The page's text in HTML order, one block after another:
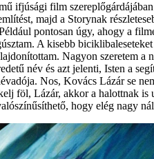
ifjúsági film
majd a Storynak
pontosan úgy, ahogy a
A kisebb
Nagyon szeretem
név és azt jelenti, Isten a
Nos, Kovács Lázár se
föl, Lázár, akkor a halottnak
hogy elég nagy